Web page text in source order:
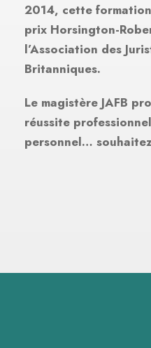
2014, cette
prix Horsington-
l’Association des
Britanniques.
Le magistère JAFB
réussite
personnel…